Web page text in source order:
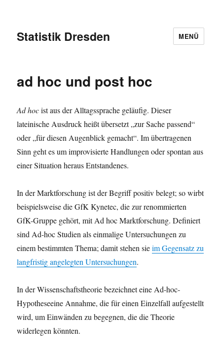
Statistik Dresden MENÜ
ad hoc und post hoc
Ad hocist aus der Alltagssprache geläufig. Dieser
lateinische Ausdruck heißt übersetzt „zur Sache passend“
oder „für diesen Augenblick gemacht“. Im übertragenen
Sinn geht es um improvisierte Handlungen oder spontan aus
einer Situation heraus Entstandenes.
In der Marktforschung ist der Begriff positiv belegt; so wirbt
beispielsweise die GfK Kynetec, die zur renommierten
GfK-Gruppe gehört, mit Ad hoc Marktforschung. Definiert
sind Ad-hoc Studien als einmalige Untersuchungen zu
einem bestimmten Thema; damit stehen sieim Gegensatz zu
langfristig angelegten Untersuchungen.
In der Wissenschaftstheorie bezeichnet eine Ad-hoc-
Hypotheseeine Annahme, die für einen Einzelfall aufgestellt
wird, um Einwänden zu begegnen, die die Theorie
widerlegen könnten.